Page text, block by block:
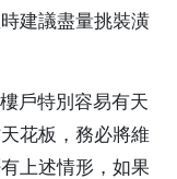
建議盡量挑裝潢
戶特別容易有天
花板，務必將維
上述情形，如果